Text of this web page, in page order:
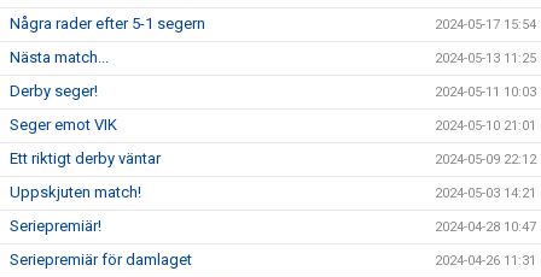
Några rader efter 5-1 segern 2024-05-17 15:54
Nästa match... 2024-05-13 11:25
Derby seger! 2024-05-11 10:03
Seger emot VIK 2024-05-10 21:01
Ett riktigt derby väntar 2024-05-09 22:12
Uppskjuten match! 2024-05-03 14:21
Seriepremiär! 2024-04-28 10:47
Seriepremiär för damlaget 2024-04-26 11:31